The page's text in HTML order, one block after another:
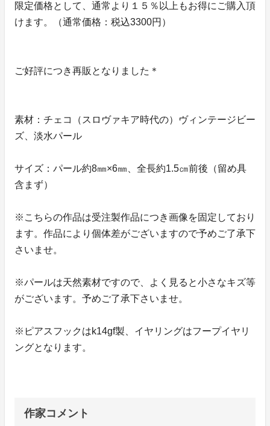
限定価格として、通常より１５％以上もお得にご購入頂
けます。（通常価格：税込3300円）
ご好評につき再販となりました＊
素材：チェコ（スロヴァキア時代の）ヴィンテージビー
ズ、淡水パール
サイズ：パール約8㎜×6㎜、全長約1.5㎝前後（留め具
含まず）
※こちらの作品は受注製作品につき画像を固定しており
ます。作品により個体差がございますので予めご了承下
さいませ。
※パールは天然素材ですので、よく見ると小さなキズ等
がございます。予めご了承下さいませ。
※ピアスフックはk14gf製、イヤリングはフープイヤリ
ングとなります。
作家コメント